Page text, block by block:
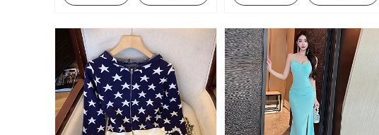
longa Dentro Pick-in Roupas Estilo
Vestir 2 Conjunto de peças